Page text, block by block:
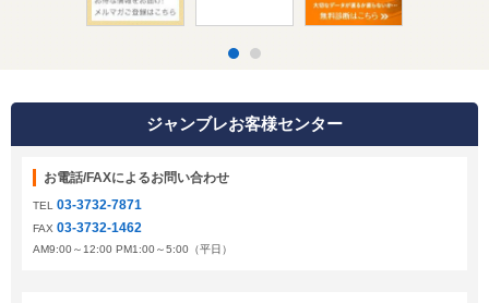
ジャンブレお客様センター
お電話/FAXによるお問い合わせ
TEL 03-3732-7871
FAX 03-3732-1462
AM9:00～12:00 PM1:00～5:00（平日）